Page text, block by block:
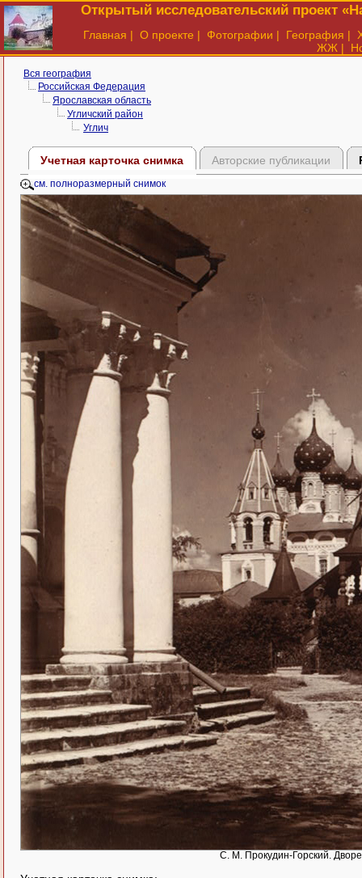
Открытый исследовательский проект
Главная | О проекте | Фотографии | География |
ЖЖ |
Вся география
Российская Федерация
Ярославская область
Угличский район
Углич
Учетная карточка снимка Авторские публикации
см. полноразмерный снимок
С. М. Прокудин-Горский.